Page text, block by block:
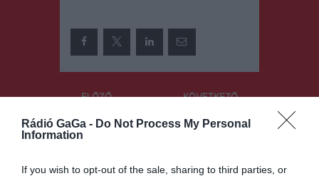
Rádió GaGa - Do Not Process My Personal
Information
If you wish to opt-out of the sale, sharing to third parties, or
Bejegyzés
navigáció
ELŐZŐ
Megoldódot
t a probléma
KÖVETKEZŐ
Több mint